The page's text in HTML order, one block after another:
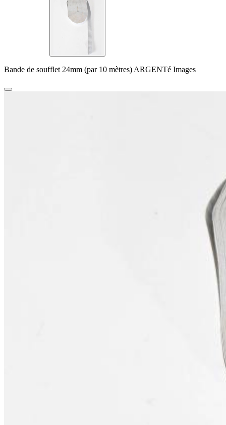
Bande de soufflet 24mm (par 10 mètres) ARGENTé Images